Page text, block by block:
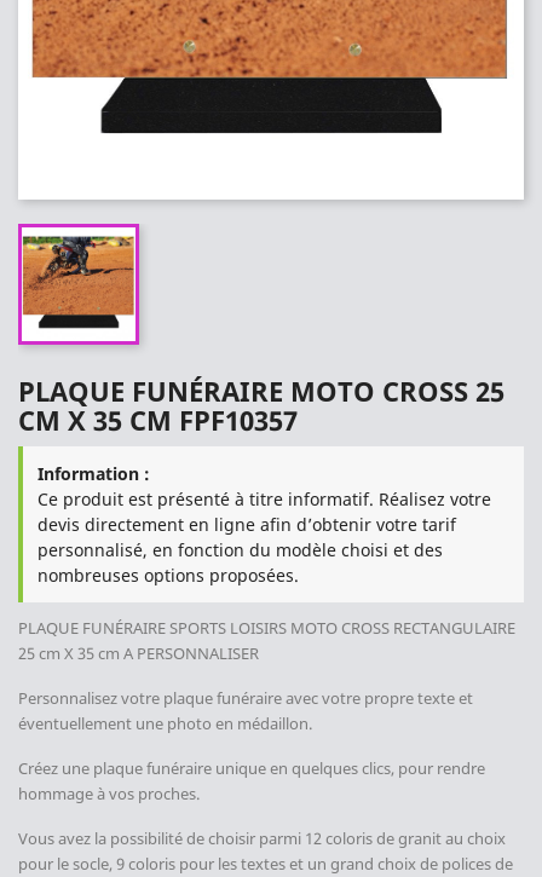
PLAQUE FUNÉRAIRE MOTO CROSS 25
CM X 35 CM FPF10357
Information :
Ce produit est présenté à titre informatif. Réalisez votre
devis directement en ligne afin d’obtenir votre tarif
personnalisé, en fonction du modèle choisi et des
nombreuses options proposées.
PLAQUE FUNÉRAIRE SPORTS LOISIRS MOTO CROSS RECTANGULAIRE
25 cm X 35 cm A PERSONNALISER
Personnalisez votre plaque funéraire avec votre propre texte et
éventuellement une photo en médaillon.
Créez une plaque funéraire unique en quelques clics, pour rendre
hommage à vos proches.
Vous avez la possibilité de choisir parmi 12 coloris de granit au choix
pour le socle, 9 coloris pour les textes et un grand choix de polices de